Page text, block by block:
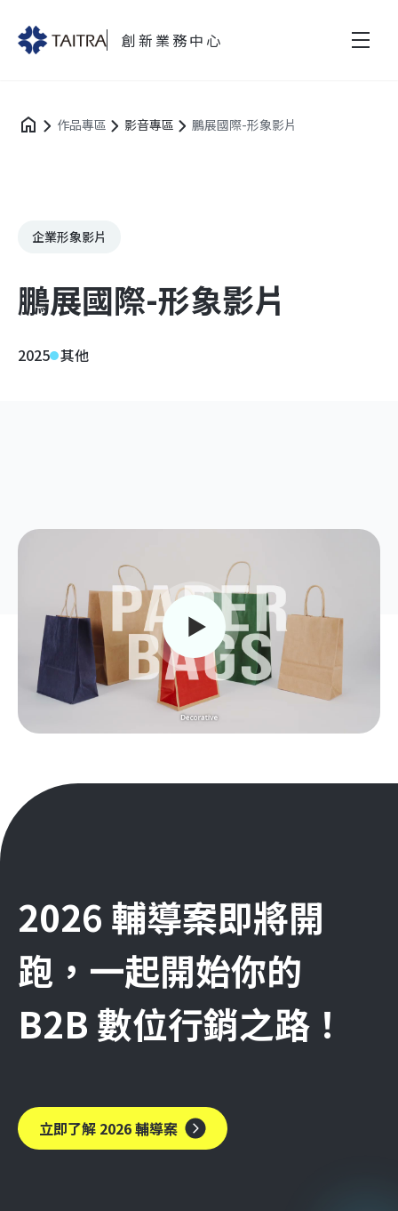
創新業務中心
作品專區 影音專區 鵬展國際-形象影片
企業形象影片
鵬展國際-形象影片
2025 其他
2026 輔導案即將開
跑，一起開始你的
B2B 數位行銷之路！
立即了解 2026 輔導案